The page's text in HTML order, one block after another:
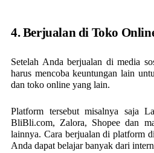
4. Berjualan di Toko
Setelah Anda berjualan di media
harus mencoba keuntungan lain
dan toko online yang lain.
Platform tersebut misalnya saja
BliBli.com, Zalora, Shopee dan
lainnya. Cara berjualan di platform
Anda dapat belajar banyak dari